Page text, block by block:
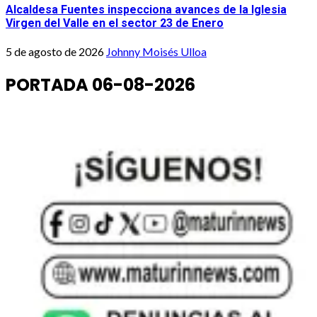
Alcaldesa Fuentes inspecciona avances de la Iglesia
Virgen del Valle en el sector 23 de Enero
5 de agosto de 2026 Johnny Moisés Ulloa
PORTADA 06-08-2026